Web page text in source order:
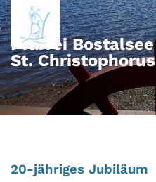
Zum Inhalt springen
Pfarrei Bostalsee
St. Christophorus
20-jähriges Jubiläum